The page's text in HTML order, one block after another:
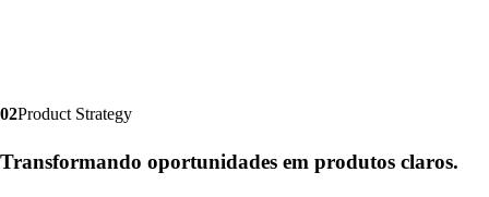
02Product Strategy
Transformando oportunidades em produtos claros.